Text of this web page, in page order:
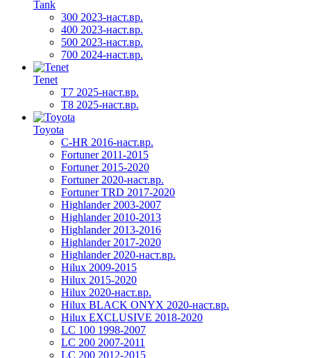
Tank
300 2023-наст.вр.
400 2023-наст.вр.
500 2023-наст.вр.
700 2024-наст.вр.
Tenet
T7 2025-наст.вр.
T8 2025-наст.вр.
Toyota
C-HR 2016-наст.вр.
Fortuner 2011-2015
Fortuner 2015-2020
Fortuner 2020-наст.вр.
Fortuner TRD 2017-2020
Highlander 2003-2007
Highlander 2010-2013
Highlander 2013-2016
Highlander 2017-2020
Highlander 2020-наст.вр.
Hilux 2009-2015
Hilux 2015-2020
Hilux 2020-наст.вр.
Hilux BLACK ONYX 2020-наст.вр.
Hilux EXCLUSIVE 2018-2020
LC 100 1998-2007
LC 200 2007-2011
LC 200 2012-2015